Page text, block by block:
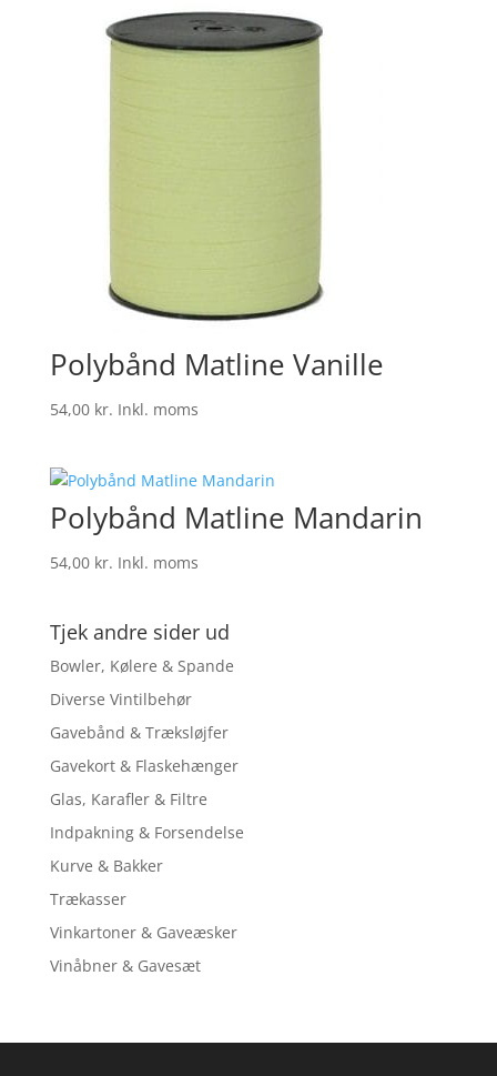
Polybånd Matline Vanille
54,00 kr. Inkl. moms
Polybånd Matline Mandarin
54,00 kr. Inkl. moms
Tjek andre sider ud
Bowler, Kølere & Spande
Diverse Vintilbehør
Gavebånd & Træksløjfer
Gavekort & Flaskehænger
Glas, Karafler & Filtre
Indpakning & Forsendelse
Kurve & Bakker
Trækasser
Vinkartoner & Gaveæsker
Vinåbner & Gavesæt